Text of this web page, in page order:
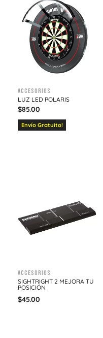
Accesorios
LUZ LED POLARIS
$85.00
Envío Gratuito!
Accesorios
SIGHTRIGHT 2 MEJORA TU
POSICIÓN
$45.00